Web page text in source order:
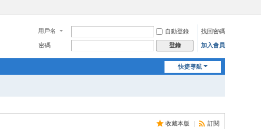
用戶名 自動登錄
找回密碼
密碼
登錄 加入會員
快捷導航
收藏本版 訂閱